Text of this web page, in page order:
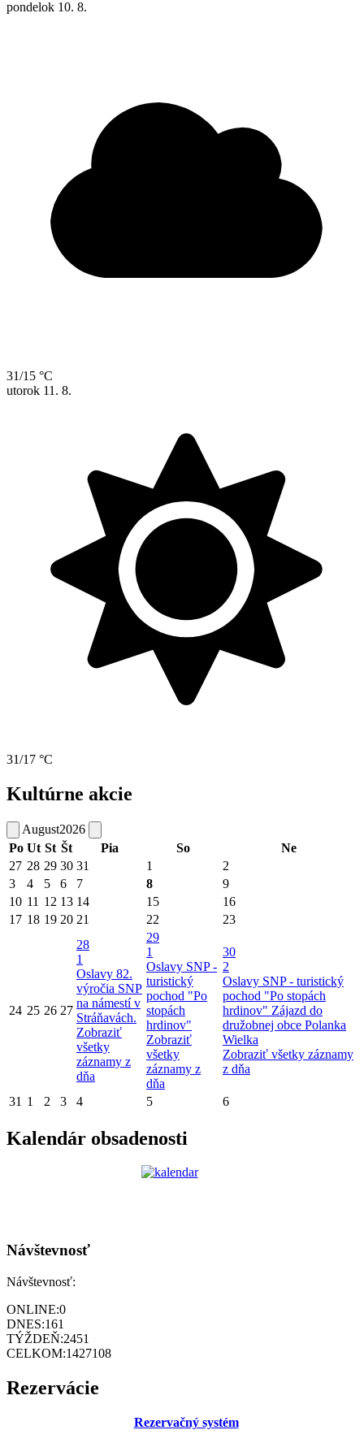
pondelok 10. 8.
31/15 °C
utorok 11. 8.
31/17 °C
Kultúrne akcie
August2026
Po Ut St Št Pia So
Ne
27 28 29 30 31 1
2
3
4 5 6 7 8
9
10 11 12 13 14 15
16
17 18 19 20 21 22 23
24 25 26 27
28
1
Oslavy 82.
výročia SNP
na námestí v
Stráňavách.
Zobraziť
všetky
záznamy z
dňa
29
1
Oslavy SNP -
turistický
pochod "Po
stopách
hrdinov"
Zobraziť
všetky
záznamy z
dňa
30
2
Oslavy SNP - turistický
pochod "Po stopách
hrdinov" Zájazd do
družobnej obce Polanka
Wielka
Zobraziť všetky záznamy
z dňa
31 1 2 3 4 5 6
Kalendár obsadenosti
Návštevnosť
Návštevnosť:
ONLINE:0
DNES:161
TÝŽDEŇ:2451
CELKOM:1427108
Rezervácie
Rezervačný systém